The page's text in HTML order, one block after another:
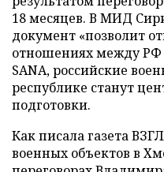
18 месяцев. В МИД
документ «позволит
отношениях между
SANA, российские
республике станут
подготовки.
Как писала газета
военных объектов в